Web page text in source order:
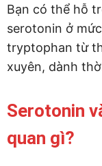
Bạn có thể hỗ
serotonin ở
tryptophan từ
xuyên, dành
Serotonin
quan gì?